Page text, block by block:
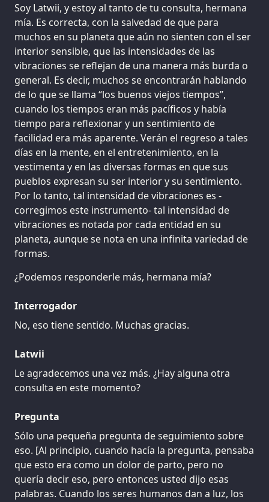
Soy Latwii, y estoy al tanto de tu consulta, hermana
mía. Es correcta, con la salvedad de que para
muchos en su planeta que aún no sienten con el ser
interior sensible, que las intensidades de las
vibraciones se reflejan de una manera más burda o
general. Es decir, muchos se encontrarán hablando
de lo que se llama “los buenos viejos tiempos”,
cuando los tiempos eran más pacíficos y había
tiempo para reflexionar y un sentimiento de
facilidad era más aparente. Verán el regreso a tales
días en la mente, en el entretenimiento, en la
vestimenta y en las diversas formas en que sus
pueblos expresan su ser interior y su sentimiento.
Por lo tanto, tal intensidad de vibraciones es -
corregimos este instrumento- tal intensidad de
vibraciones es notada por cada entidad en su
planeta, aunque se nota en una infinita variedad de
formas.
¿Podemos responderle más, hermana mía?
Interrogador
No, eso tiene sentido. Muchas gracias.
Latwii
Le agradecemos una vez más. ¿Hay alguna otra
consulta en este momento?
Pregunta
Sólo una pequeña pregunta de seguimiento sobre
eso. [Al principio, cuando hacía la pregunta, pensaba
que esto era como un dolor de parto, pero no
quería decir eso, pero entonces usted dijo esas
palabras. Cuando los seres humanos dan a luz, los